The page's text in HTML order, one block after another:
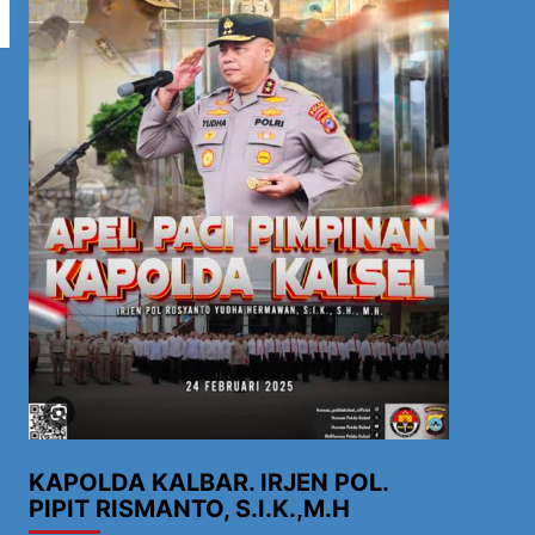
KAPOLDA KALBAR. IRJEN POL.
PIPIT RISMANTO, S.I.K.,M.H